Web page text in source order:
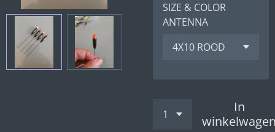
SIZE & COLOR
ANTENNA
In